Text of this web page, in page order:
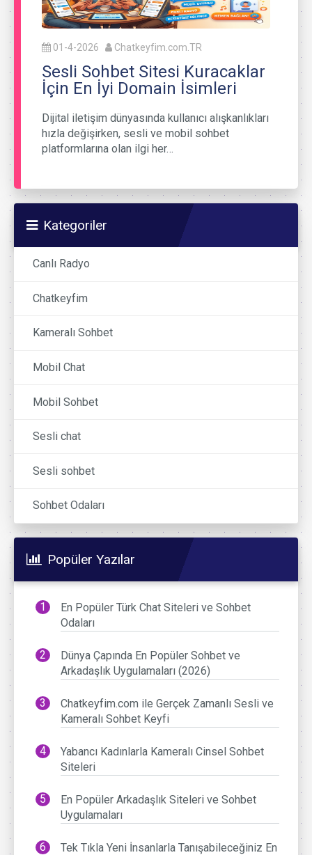
01-4-2026 Chatkeyfim.com.TR
Sesli Sohbet Sitesi Kuracaklar
İçin En İyi Domain İsimleri
Dijital iletişim dünyasında kullanıcı alışkanlıkları
hızla değişirken, sesli ve mobil sohbet
platformlarına olan ilgi her…
Kategoriler
Canlı Radyo
Chatkeyfim
Kameralı Sohbet
Mobil Chat
Mobil Sohbet
Sesli chat
Sesli sohbet
Sohbet Odaları
Popüler Yazılar
En Popüler Türk Chat Siteleri ve Sohbet
Odaları
Dünya Çapında En Popüler Sohbet ve
Arkadaşlık Uygulamaları (2026)
Chatkeyfim.com ile Gerçek Zamanlı Sesli ve
Kameralı Sohbet Keyfi
Yabancı Kadınlarla Kameralı Cinsel Sohbet
Siteleri
En Popüler Arkadaşlık Siteleri ve Sohbet
Uygulamaları
Tek Tıkla Yeni İnsanlarla Tanışabileceğiniz En